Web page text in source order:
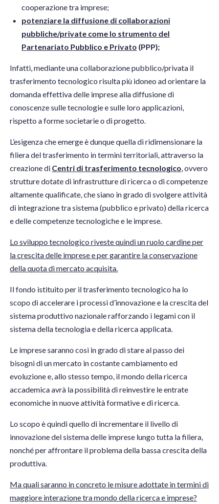
cooperazione tra imprese;
potenziare la diffusione di collaborazioni
pubbliche/private come lo strumento del
Partenariato Pubblico e Privato (PPP);
Infatti, mediante una collaborazione pubblico/privata il
trasferimento tecnologico risulta più idoneo ad orientare la
domanda effettiva delle imprese alla diffusione di
conoscenze sulle tecnologie e sulle loro applicazioni,
rispetto a forme societarie o di progetto.
L’esigenza che emerge è dunque quella di ridimensionare la
filiera del trasferimento in termini territoriali, attraverso la
creazione di Centri di trasferimento tecnologico, ovvero
strutture dotate di infrastrutture di ricerca o di competenze
altamente qualificate, che siano in grado di svolgere attività
di integrazione tra sistema (pubblico e privato) della ricerca
e delle competenze tecnologiche e le imprese.
Lo sviluppo tecnologico riveste quindi un ruolo cardine per
la crescita delle imprese e per garantire la conservazione
della quota di mercato acquisita.
Il fondo istituito per il trasferimento tecnologico ha lo
scopo di accelerare i processi d’innovazione e la crescita del
sistema produttivo nazionale rafforzando i legami con il
sistema della tecnologia e della ricerca applicata.
Le imprese saranno così in grado di stare al passo dei
bisogni di un mercato in costante cambiamento ed
evoluzione e, allo stesso tempo, il mondo della ricerca
accademica avrà la possibilità di reinvestire le entrate
economiche in nuove attività formative e di ricerca.
Lo scopo è quindi quello di incrementare il livello di
innovazione del sistema delle imprese lungo tutta la filiera,
nonché per affrontare il problema della bassa crescita della
produttiva.
Ma quali saranno in concreto le misure adottate in termini di
maggiore interazione tra mondo della ricerca e imprese?